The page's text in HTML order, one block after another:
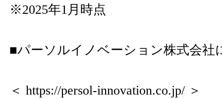
※2025年1月時点
■パーソルイノベーション株式会社
＜ https://persol-innovation.co.jp/ ＞